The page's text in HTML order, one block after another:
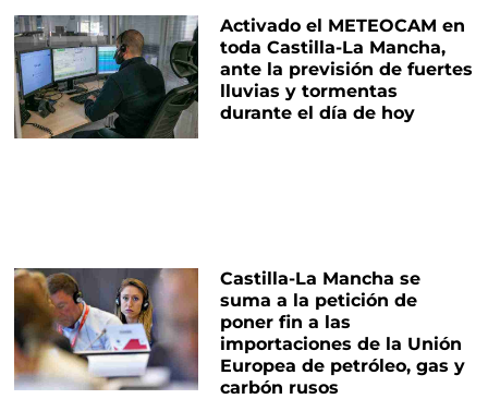
Activado el METEOCAM en
toda Castilla-La Mancha,
ante la previsión de fuertes
lluvias y tormentas
durante el día de hoy
Castilla-La Mancha se
suma a la petición de
poner fin a las
importaciones de la Unión
Europea de petróleo, gas y
carbón rusos